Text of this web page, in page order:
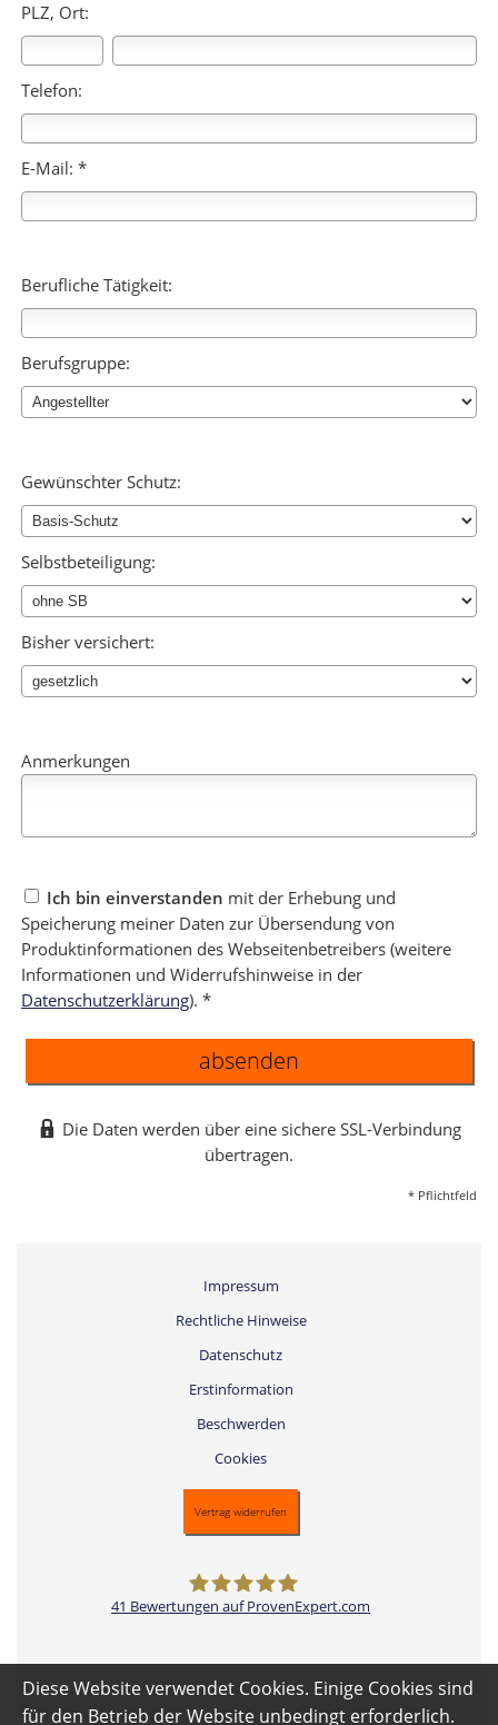
PLZ, Ort:
Telefon:
E-Mail: *
Berufliche Tätigkeit:
Berufsgruppe:
Gewünschter Schutz:
Selbstbeteiligung:
Bisher versichert:
Anmerkungen
Ich bin einverstanden mit der Erhebung und
Speicherung meiner Daten zur Übersendung von
Produktinformationen des Webseitenbetreibers (weitere
Informationen und Widerrufshinweise in der
Datenschutzerklärung). *
absenden
Die Daten werden über eine sichere SSL-Verbindung
übertragen.
* Pflichtfeld
Impressum
Rechtliche Hinweise
Datenschutz
Erstinformation
Beschwerden
Cookies
Vertrag widerrufen
Thomas Pantzek
41 Bewertungen auf ProvenExpert.com
Diese Website verwendet Cookies. Einige Cookies sind
für den Betrieb der Website unbedingt erforderlich.